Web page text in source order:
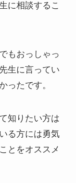
に相談するこ
もおっしゃっ
生に言ってい
ったです。
知りたい方は
る方には勇気
とをオススメ